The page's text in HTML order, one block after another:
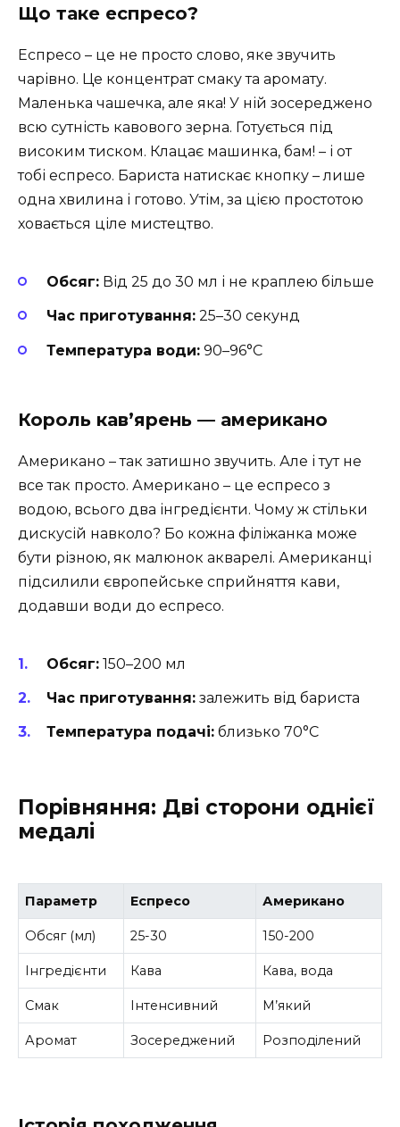
Що таке еспресо?
Еспресо – це не просто слово, яке звучить
чарівно. Це концентрат смаку та аромату.
Маленька чашечка, але яка! У ній зосереджено
всю сутність кавового зерна. Готується під
високим тиском. Клацає машинка, бам! – і от
тобі еспресо. Бариста натискає кнопку – лише
одна хвилина і готово. Утім, за цією простотою
ховається ціле мистецтво.
Обсяг: Від 25 до 30 мл і не краплею більше
Час приготування: 25–30 секунд
Температура води: 90–96°C
Король кав’ярень — американо
Американо – так затишно звучить. Але і тут не
все так просто. Американо – це еспресо з
водою, всього два інгредієнти. Чому ж стільки
дискусій навколо? Бо кожна філіжанка може
бути різною, як малюнок акварелі. Американці
підсилили європейське сприйняття кави,
додавши води до еспресо.
Обсяг: 150–200 мл
Час приготування: залежить від бариста
Температура подачі: близько 70°C
Порівняння: Дві сторони однієї
медалі
Параметр Еспресо Американо
Обсяг (мл) 25-30 150-200
Інгредієнти Кава Кава, вода
Смак Інтенсивний М’який
Аромат Зосереджений Розподілений